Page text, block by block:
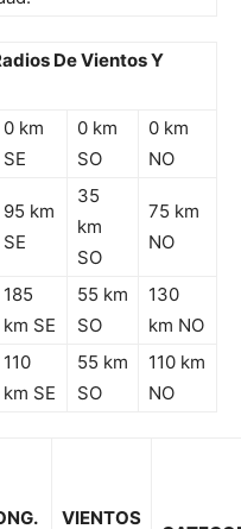
De Vientos Y
0 km
SE
0 km
SO
0 km
NO
95 km
SE
35
km
SO
75 km
NO
185
km SE
55 km
SO
130
km NO
110
km SE
55 km
SO
110 km
NO
VIENTOS